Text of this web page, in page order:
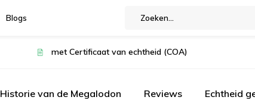
Blogs
met Certificaat van echtheid (COA)
Historie van de Megalodon Reviews Echtheid